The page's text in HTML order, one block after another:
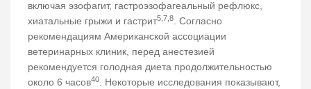
включая эзофагит, гастроэзофагеальный рефлюкс,
хиатальные грыжи и гастрит5,7,8. Согласно
рекомендациям Американской ассоциации
ветеринарных клиник, перед анестезией
рекомендуется голодная диета продолжительностью
около 6 часов40. Некоторые исследования показывают,